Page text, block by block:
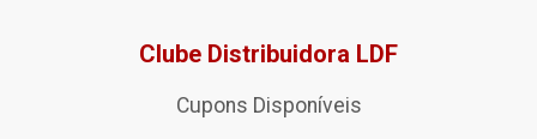
Clube Distribuidora LDF
Cupons Disponíveis